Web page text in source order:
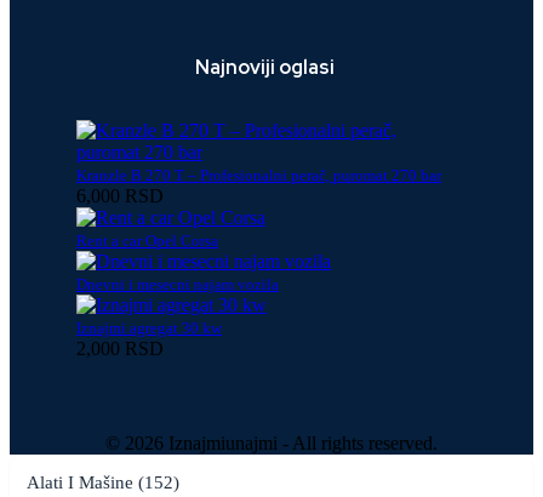
Najnoviji oglasi
Kranzle B 270 T – Profesionalni perač, puromat 270 bar
6,000 RSD
Rent a car Opel Corsa
Dnevni i mesecni najam vozila
Iznajmi agregat 30 kw
2,000 RSD
© 2026 Iznajmiunajmi - All rights reserved.
Alati I Mašine (152)